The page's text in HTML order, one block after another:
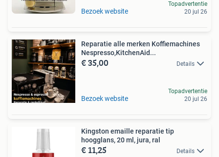
Bezoek website
Topadvertentie
20 jul 26
Reparatie alle merken Koffiemachines
Nespresso,KitchenAid...
€ 35,00 Details
Bezoek website
Topadvertentie
20 jul 26
Kingston emaille reparatie tip
hoogglans, 20 ml, jura, ral
€ 11,25 Details